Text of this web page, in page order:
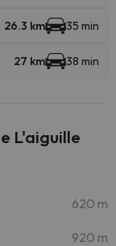
26.3 km 35 min
27 km 38 min
L'aiguille
620 m
920 m